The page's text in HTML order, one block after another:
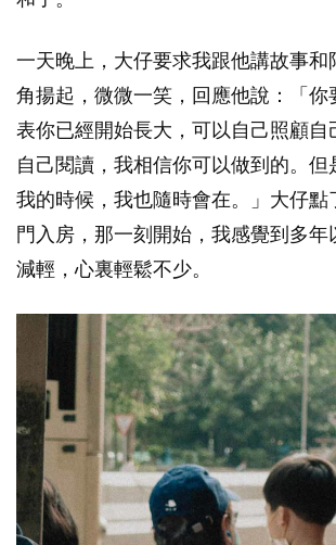
一天晚上，大仔要求我跟他講故事和
角揚起，微微一笑，回應他說：「你
表你已經開始長大，可以自己照顧自
自己閱讀，我相信你可以做到的。但
我的時候，我也隨時會在。」大仔點
門入房，那一刻開始，我感覺到多年
減輕，心裏輕鬆不少。